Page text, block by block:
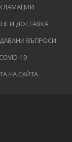
И ДОСТАВКА
ВЪПРОСИ
COVID-19
НА САЙТА